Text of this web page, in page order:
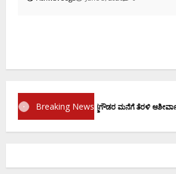
Breaking News
ವಚನಕ್ಕೂ ಮುನ್ನ ದೊಡ್ಡಗೌಡರ ಮನೆಗೆ ತೆರಳಿ ಆಶೀರ್ವಾದ